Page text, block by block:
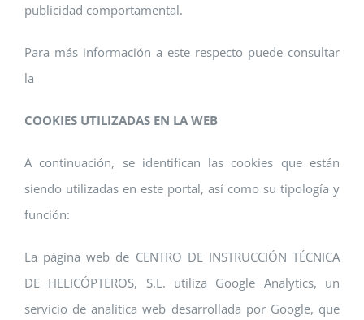
publicidad comportamental.
Para más información a este respecto puede consultar
la
COOKIES UTILIZADAS EN LA WEB
A continuación, se identifican las cookies que están
siendo utilizadas en este portal, así como su tipología y
función:
La página web de CENTRO DE INSTRUCCIÓN TÉCNICA
DE HELICÓPTEROS, S.L. utiliza Google Analytics, un
servicio de analítica web desarrollada por Google, que